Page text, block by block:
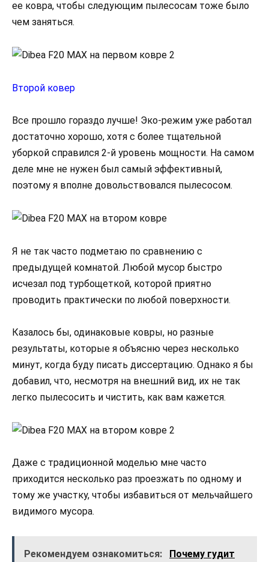
ее ковра, чтобы следующим пылесосам тоже было
чем заняться.
Второй ковер
Все прошло гораздо лучше! Эко-режим уже работал
достаточно хорошо, хотя с более тщательной
уборкой справился 2-й уровень мощности. На самом
деле мне не нужен был самый эффективный,
поэтому я вполне довольствовался пылесосом.
Я не так часто подметаю по сравнению с
предыдущей комнатой. Любой мусор быстро
исчезал под турбощеткой, которой приятно
проводить практически по любой поверхности.
Казалось бы, одинаковые ковры, но разные
результаты, которые я объясню через несколько
минут, когда буду писать диссертацию. Однако я бы
добавил, что, несмотря на внешний вид, их не так
легко пылесосить и чистить, как вам кажется.
Даже с традиционной моделью мне часто
приходится несколько раз проезжать по одному и
тому же участку, чтобы избавиться от мельчайшего
видимого мусора.
Рекомендуем ознакомиться:
Почему гудит